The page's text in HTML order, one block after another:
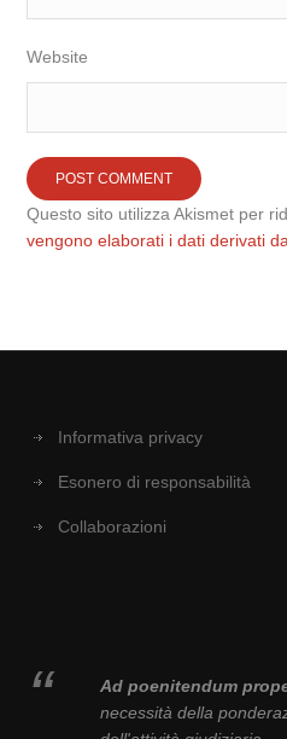
Website
Questo sito utilizza Akismet per
vengono elaborati i dati derivati
Informativa privacy
Esonero di responsabilità
Collaborazioni
Ad poenitendum
necessità della